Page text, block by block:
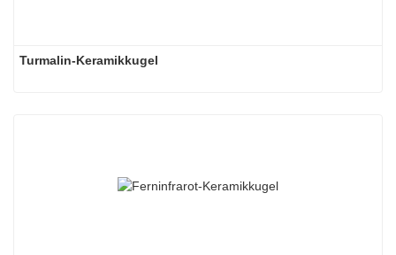
Turmalin-Keramikkugel